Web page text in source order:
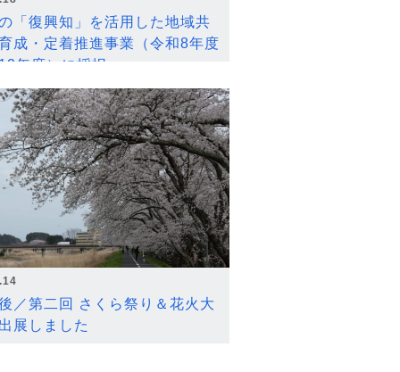
「復興知」を活用した地域共
成・定着推進事業（令和8年度
年度）に採択
／第二回 さくら祭り＆花火大
展しました